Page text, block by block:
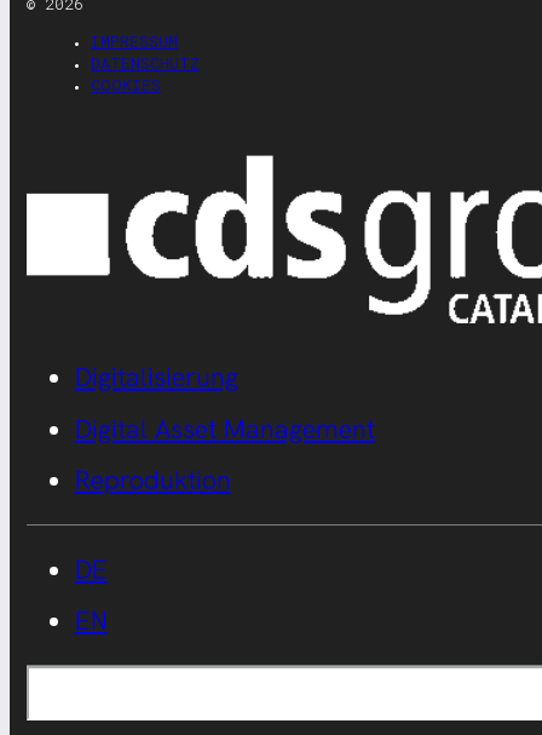
IMPRESSUM
DATENSCHUTZ
COOKIES
Digitalisierung
Digital Asset Management
Reproduktion
DE
EN
Suchen